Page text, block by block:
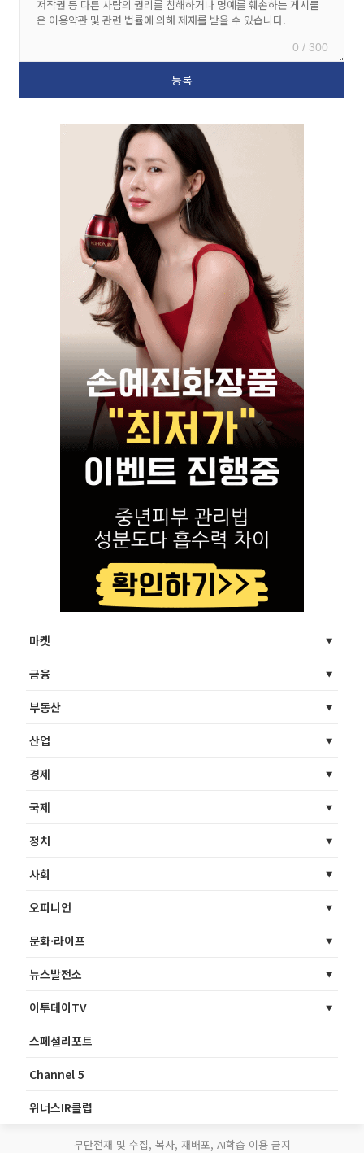
0 / 300
마켓
금융
부동산
산업
경제
국제
정치
사회
오피니언
문화·라이프
뉴스발전소
이투데이TV
스페셜리포트
Channel 5
위너스IR클럽
무단전재 및 수집, 복사, 재배포, AI학습 이용 금지